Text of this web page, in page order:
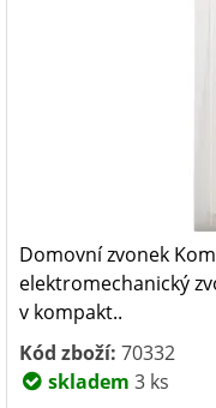
Domovní zvonek
elektromechanický
v kompakt..
Kód zboží: 70332
skladem 3 ks